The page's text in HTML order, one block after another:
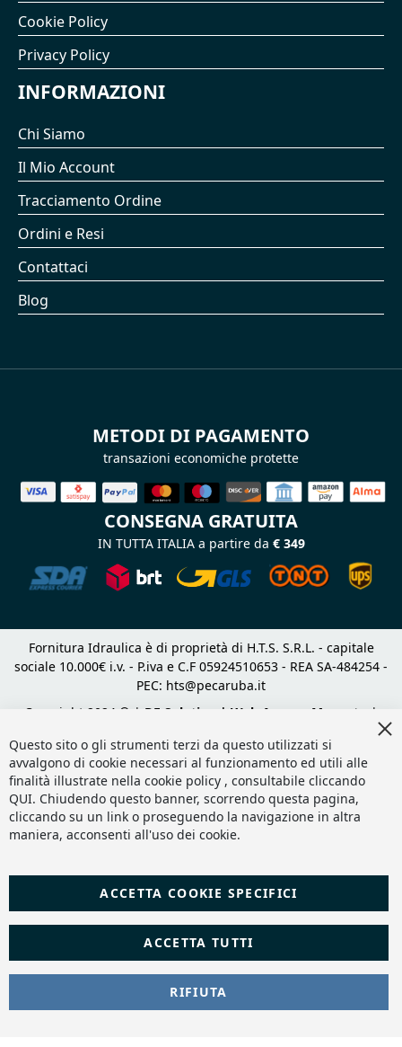
Cookie Policy
Privacy Policy
INFORMAZIONI
Chi Siamo
Il Mio Account
Tracciamento Ordine
Ordini e Resi
Contattaci
Blog
METODI DI PAGAMENTO
transazioni economiche protette
CONSEGNA GRATUITA
IN TUTTA ITALIA a partire da € 349
Fornitura Idraulica è di proprietà di H.T.S. S.R.L. - capitale
sociale 10.000€ i.v. - P.iva e C.F 05924510653 - REA SA-484254 -
PEC: hts@pecaruba.it
Copyright 2024 © | DF Solution | Web Agency Magento
|
Questo sito o gli strumenti terzi da questo utilizzati si
avvalgono di cookie necessari al funzionamento ed utili alle
finalità illustrate nella cookie policy , consultabile cliccando
QUI. Chiudendo questo banner, scorrendo questa pagina,
cliccando su un link o proseguendo la navigazione in altra
maniera, acconsenti all'uso dei cookie.
ACCETTA TUTTI
ACCETTA COOKIE SPECIFICI
RIFIUTA